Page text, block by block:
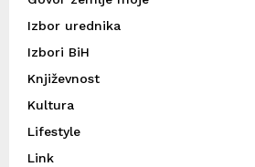
Izbor urednika
Izbori BiH
Književnost
Kultura
Lifestyle
Link